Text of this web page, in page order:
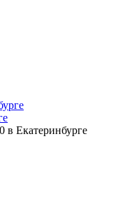
в Екатеринбурге